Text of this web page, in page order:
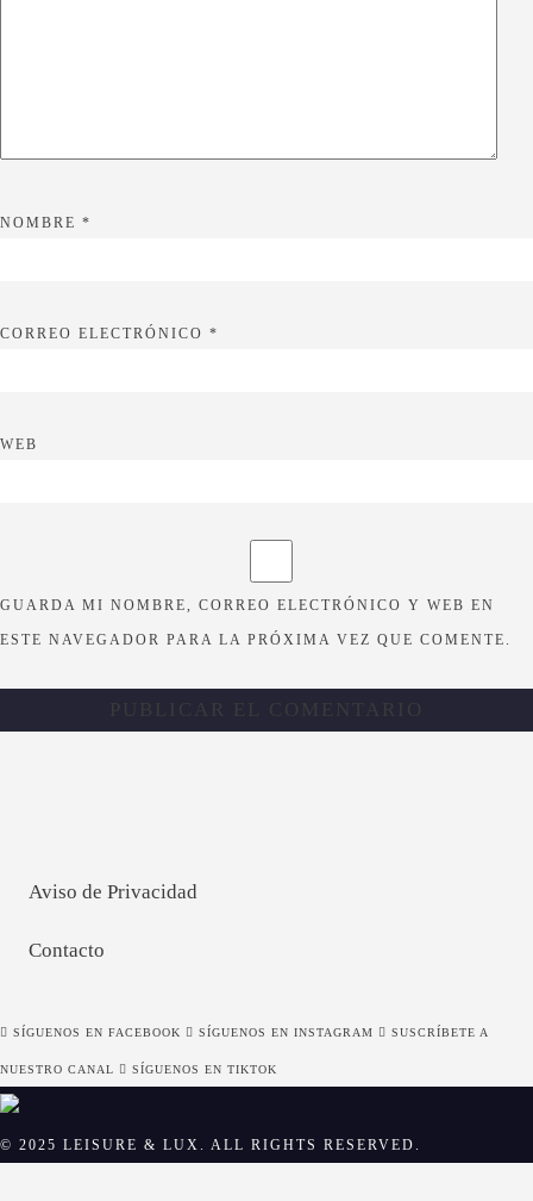
NOMBRE *
CORREO ELECTRÓNICO *
WEB
GUARDA MI NOMBRE, CORREO ELECTRÓNICO Y WEB EN
ESTE NAVEGADOR PARA LA PRÓXIMA VEZ QUE COMENTE.
Aviso de Privacidad
Contacto
SÍGUENOS EN FACEBOOK SÍGUENOS EN INSTAGRAM SUSCRÍBETE A
NUESTRO CANAL SÍGUENOS EN TIKTOK
© 2025 LEISURE & LUX. ALL RIGHTS RESERVED.